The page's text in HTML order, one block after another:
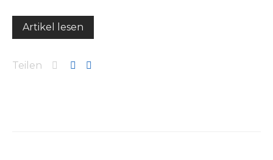
Artikel lesen
Teilen